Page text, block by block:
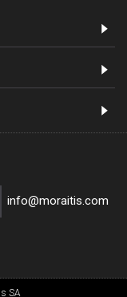
info@moraitis.com
SA